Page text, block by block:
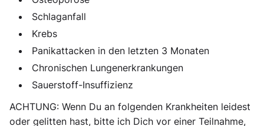
Schlaganfall
Krebs
Panikattacken in den letzten 3 Monaten
Chronischen Lungenerkrankungen
Sauerstoff-Insuffizienz
ACHTUNG: Wenn Du an folgenden Krankheiten leidest
oder gelitten hast, bitte ich Dich vor einer Teilnahme,